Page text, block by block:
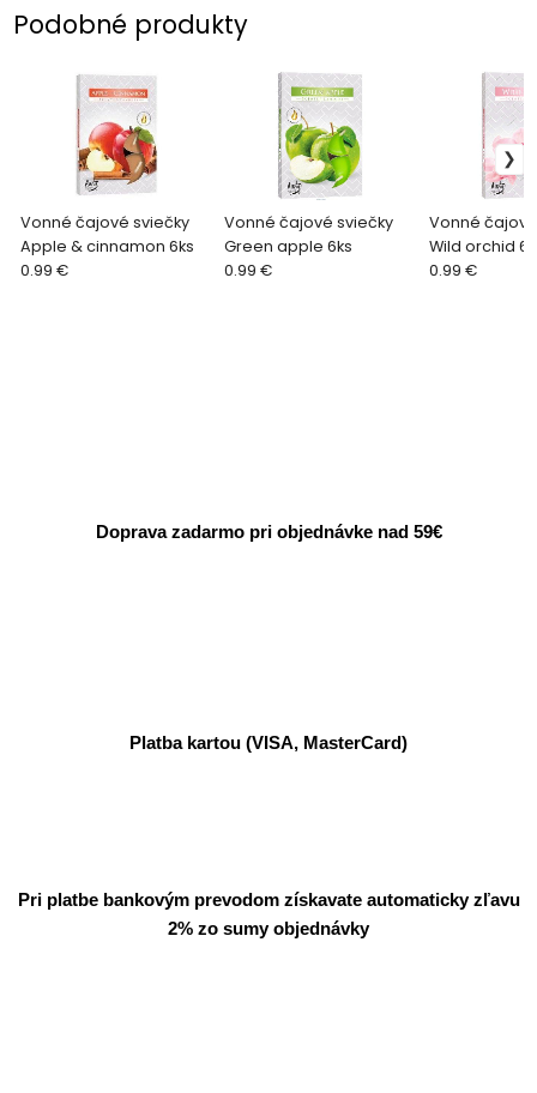
Podobné produkty
Vonné čajové sviečky
Apple & cinnamon 6ks
0.99 €
Vonné čajové sviečky
Green apple 6ks
0.99 €
Vonné
Wild orchid
0.99 €
Doprava zadarmo pri objednávke nad 59€
Platba kartou (VISA, MasterCard)
Pri platbe bankovým prevodom získavate automaticky zľavu
2% zo sumy objednávky